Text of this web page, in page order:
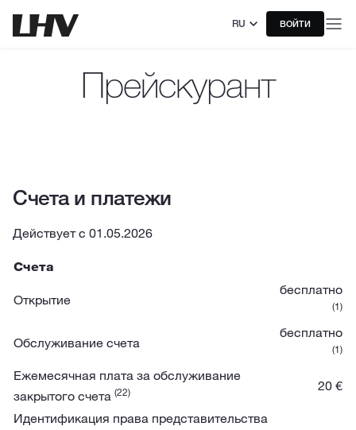
RU ВОЙТИ
Прейскурант
Счета и платежи
Действует с 01.05.2026
Счета
Открытие
бесплатно
(1)
Обслуживание счета
бесплатно
(1)
Ежемесячная плата за обслуживание
закрытого счета (22) 20 €
Идентификация права представительства